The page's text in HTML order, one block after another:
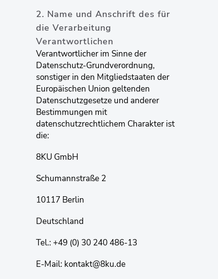
2. Name und Anschrift des für
die Verarbeitung
Verantwortlichen
Verantwortlicher im Sinne der
Datenschutz-Grundverordnung,
sonstiger in den Mitgliedstaaten der
Europäischen Union geltenden
Datenschutzgesetze und anderer
Bestimmungen mit
datenschutzrechtlichem Charakter ist
die:
8KU GmbH
Schumannstraße 2
10117 Berlin
Deutschland
Tel.: +49 (0) 30 240 486-13
E-Mail: kontakt@8ku.de